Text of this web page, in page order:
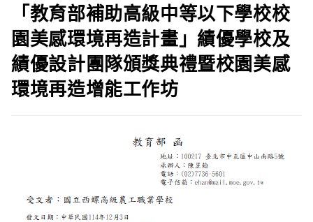
「教育部補助高級中等以下學校校
園美感環境再造計畫」績優學校及
績優設計團隊頒獎典禮暨校園美感
環境再造增能工作坊